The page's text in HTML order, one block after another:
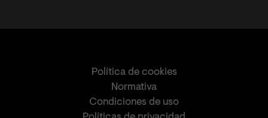
Política de cookies
Normativa
Condiciones de uso